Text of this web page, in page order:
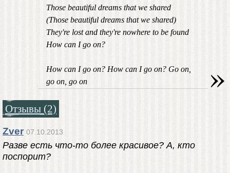
Those beautiful dreams that we shared
(Those beautiful dreams that we shared)
They're lost and they're nowhere to be found
How can I go on?
How can I go on? How can I go on? Go on,
go on, go on
»
Отзывы (2)
Zver 07.10.2013
Разве есть что-то более красивое? А, кто
поспорит?